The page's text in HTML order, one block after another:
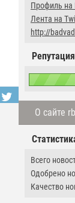
Профиль на
Лента на
http://
О сайте
Всего
Одобрено
Качество